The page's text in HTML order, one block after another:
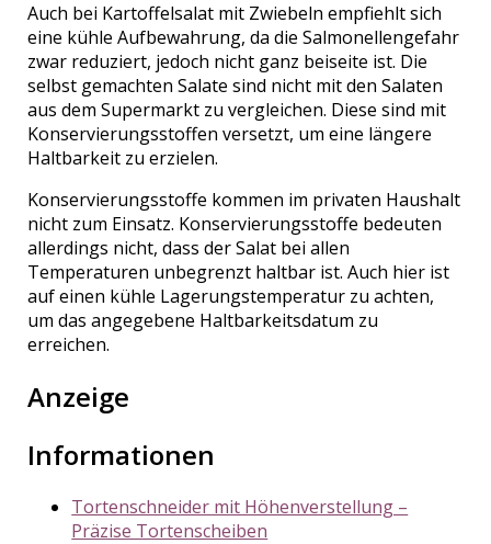
Auch bei Kartoffelsalat mit Zwiebeln empfiehlt sich
eine kühle Aufbewahrung, da die Salmonellengefahr
zwar reduziert, jedoch nicht ganz beiseite ist. Die
selbst gemachten Salate sind nicht mit den Salaten
aus dem Supermarkt zu vergleichen. Diese sind mit
Konservierungsstoffen versetzt, um eine längere
Haltbarkeit zu erzielen.
Konservierungsstoffe kommen im privaten Haushalt
nicht zum Einsatz. Konservierungsstoffe bedeuten
allerdings nicht, dass der Salat bei allen
Temperaturen unbegrenzt haltbar ist. Auch hier ist
auf einen kühle Lagerungstemperatur zu achten,
um das angegebene Haltbarkeitsdatum zu
erreichen.
Anzeige
Informationen
Tortenschneider mit Höhenverstellung –
Präzise Tortenscheiben